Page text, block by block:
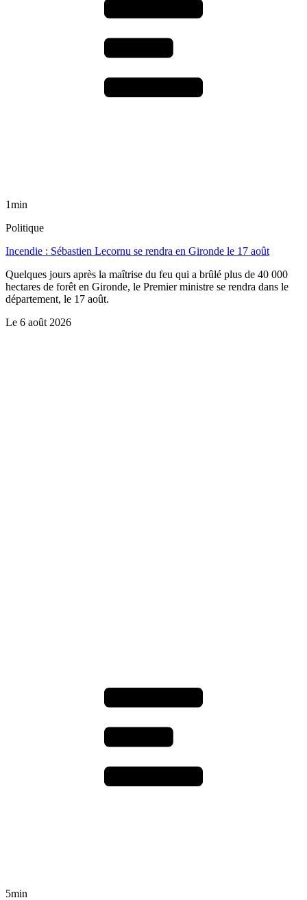
1min
Politique
Incendie : Sébastien Lecornu se rendra en Gironde le 17 août
Quelques jours après la maîtrise du feu qui a brûlé plus de 40 000
hectares de forêt en Gironde, le Premier ministre se rendra dans le
département, le 17 août.
Le 6 août 2026
5min